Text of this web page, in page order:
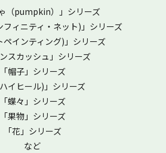
ゃ（pumpkin）」シリーズ
フィニティ・ネット)」シリーズ
ペインティング)」シリーズ
ンスカッシュ」シリーズ
「帽子」シリーズ
ハイヒール)」シリーズ
「蝶々」シリーズ
「果物」シリーズ
「花」シリーズ
など